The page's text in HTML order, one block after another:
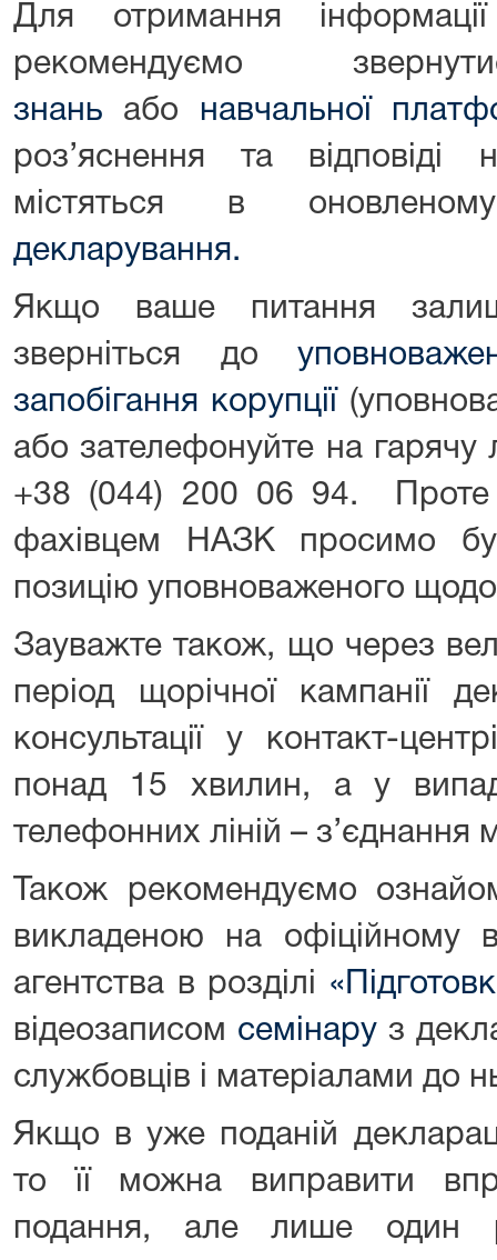
Для отримання
рекомендуємо
знань або навчальної
роз’яснення та відповіді
містяться в
декларування.
Якщо ваше питання
зверніться до
запобігання корупції
або зателефонуйте на
+38 (044) 200 06 94. Проте
фахівцем НАЗК просимо
позицію уповноваженого
Зауважте також, що через
період щорічної кампанії
консультації у контакт-
понад 15 хвилин, а у
телефонних ліній – з’єднання
Також рекомендуємо
викладеною на офіційному
агентства в розділі
відеозаписом семінару з
службовців і матеріалами до
Якщо в уже поданій
то її можна виправити
подання, але лише один